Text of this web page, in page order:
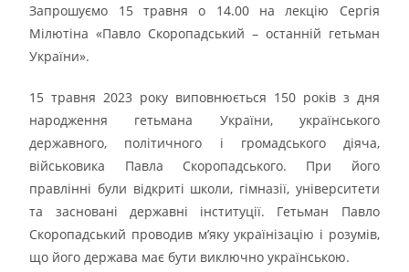
Запрошуємо 15 травня о 14.00 на лекцію Сергія
Мілютіна «Павло Скоропадський – останній гетьман
України».
15 травня 2023 року виповнюється 150 років з дня
народження гетьмана України, українського
державного, політичного і громадського діяча,
військовика Павла Скоропадського. При його
правлінні були відкриті школи, гімназії, університети
та засновані державні інституції. Гетьман Павло
Скоропадський проводив м’яку українізацію і розумів,
що його держава має бути виключно українською.